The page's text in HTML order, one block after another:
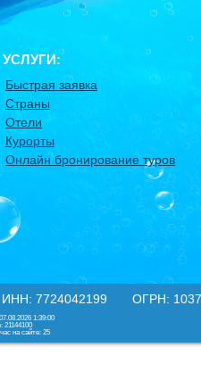
УСЛУГИ:
Быстрая заявка
Страны
Отели
Курорты
Онлайн бронирование туров
7724042199 ОГРН:
1:39:00
21144100
на сайте: 25